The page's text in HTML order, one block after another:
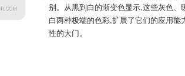
别。从黑到白的渐变色显示,这些灰色
白两种极端的色彩,扩展了它们的应用
性的大门。